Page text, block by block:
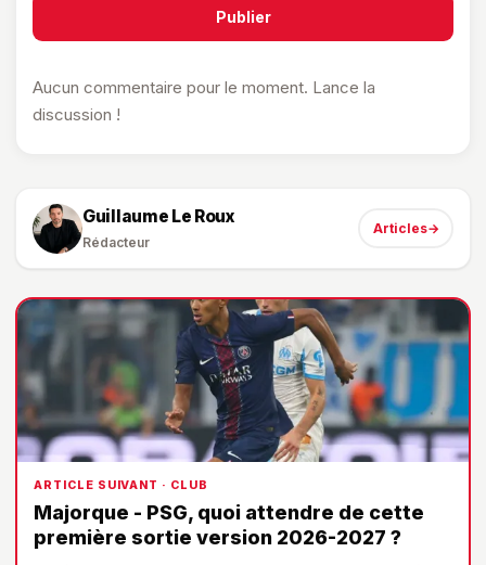
Publier
Aucun commentaire pour le moment. Lance la
discussion !
Guillaume Le Roux
Rédacteur
Articles→
ARTICLE SUIVANT · CLUB
Majorque - PSG, quoi attendre de cette
première sortie version 2026-2027 ?